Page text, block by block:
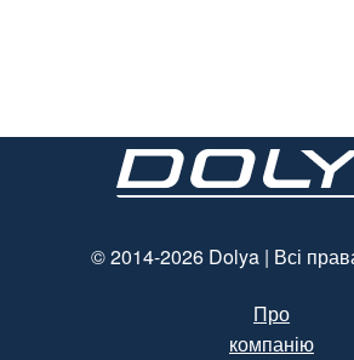
© 2014-2026 Dolya | Всі
Про
компанію